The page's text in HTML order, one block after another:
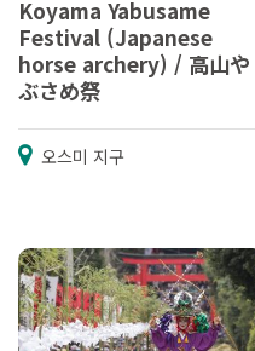
Koyama Yabusame
Festival (Japanese
horse archery) / 高山や
ぶさめ祭
오스미 지구